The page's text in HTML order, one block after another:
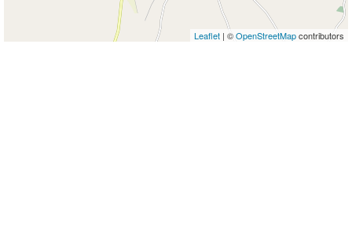
Leaflet | ©OpenStreetMapcontributors